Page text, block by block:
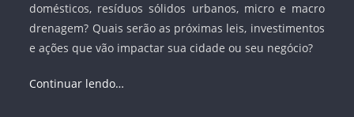
domésticos, resíduos sólidos urbanos, micro e macro
drenagem? Quais serão as próximas leis, investimentos
e ações que vão impactar sua cidade ou seu negócio?
Continuar lendo…